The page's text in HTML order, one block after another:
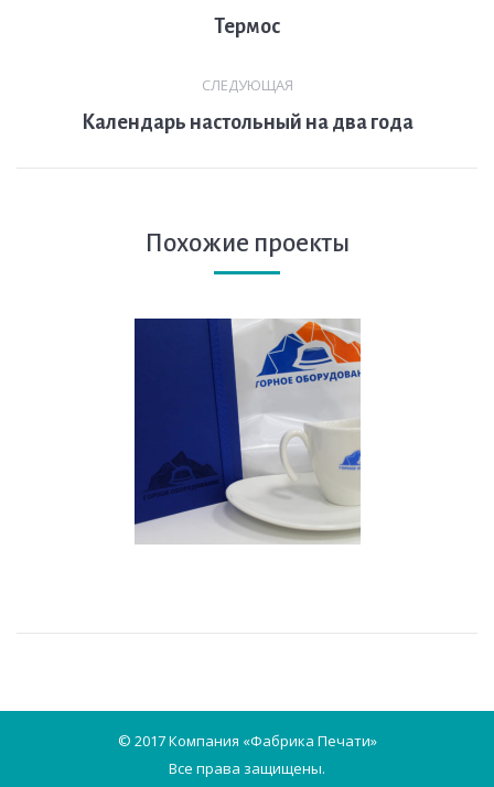
Предыдущая
Термос
СЛЕДУЮЩАЯ
След.
Календарь настольный на два года
Похожие проекты
© 2017 Компания «Фабрика Печати»
Все права защищены.